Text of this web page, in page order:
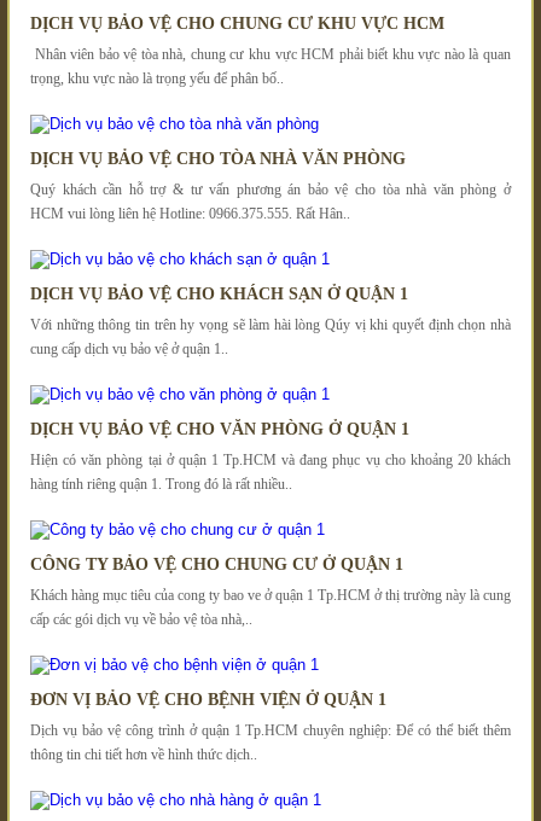
DỊCH VỤ BẢO VỆ CHO CHUNG CƯ KHU VỰC HCM
Nhân viên bảo vệ tòa nhà, chung cư khu vực HCM phải biết khu vực nào là quan
trọng, khu vực nào là trọng yếu để phân bố..
DỊCH VỤ BẢO VỆ CHO TÒA NHÀ VĂN PHÒNG
Quý khách cần hỗ trợ & tư vấn phương án bảo vệ cho tòa nhà văn phòng ở
HCM vui lòng liên hệ Hotline: 0966.375.555. Rất Hân..
DỊCH VỤ BẢO VỆ CHO KHÁCH SẠN Ở QUẬN 1
Với những thông tin trên hy vọng sẽ làm hài lòng Qúy vị khi quyết định chọn nhà
cung cấp dịch vụ bảo vệ ở quận 1..
DỊCH VỤ BẢO VỆ CHO VĂN PHÒNG Ở QUẬN 1
Hiện có văn phòng tại ở quận 1 Tp.HCM và đang phục vụ cho khoảng 20 khách
hàng tính riêng quận 1. Trong đó là rất nhiều..
CÔNG TY BẢO VỆ CHO CHUNG CƯ Ở QUẬN 1
Khách hàng mục tiêu của cong ty bao ve ở quận 1 Tp.HCM ở thị trường này là cung
cấp các gói dịch vụ về bảo vệ tòa nhà,..
ĐƠN VỊ BẢO VỆ CHO BỆNH VIỆN Ở QUẬN 1
Dịch vụ bảo vệ công trình ở quận 1 Tp.HCM chuyên nghiệp: Để có thể biết thêm
thông tin chi tiết hơn về hình thức dịch..